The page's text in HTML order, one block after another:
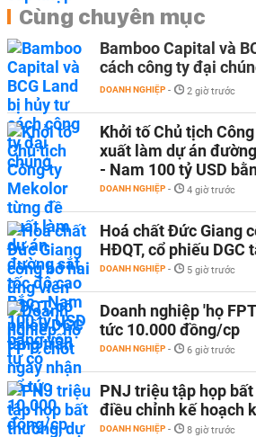
Cùng chuyên mục
Bamboo Capital và
cách công ty đại
DOANH NGHIỆP - 2 giờ trước
Khởi tố Chủ tịch
xuất làm dự án
- Nam 100 tỷ USD
DOANH NGHIỆP - 4 giờ trước
Hoá chất Đức Giang
HĐQT, cổ phiếu DGC
DOANH NGHIỆP - 5 giờ trước
Doanh nghiệp 'họ
tức 10.000 đồng/cp
DOANH NGHIỆP - 6 giờ trước
PNJ triệu tập họp
điều chỉnh kế hoạch
DOANH NGHIỆP - 8 giờ trước